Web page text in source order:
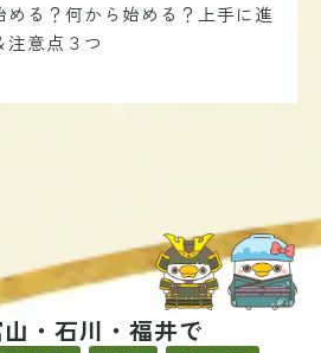
める？何から始める？上手に進
注意点３つ
・石川・福井で